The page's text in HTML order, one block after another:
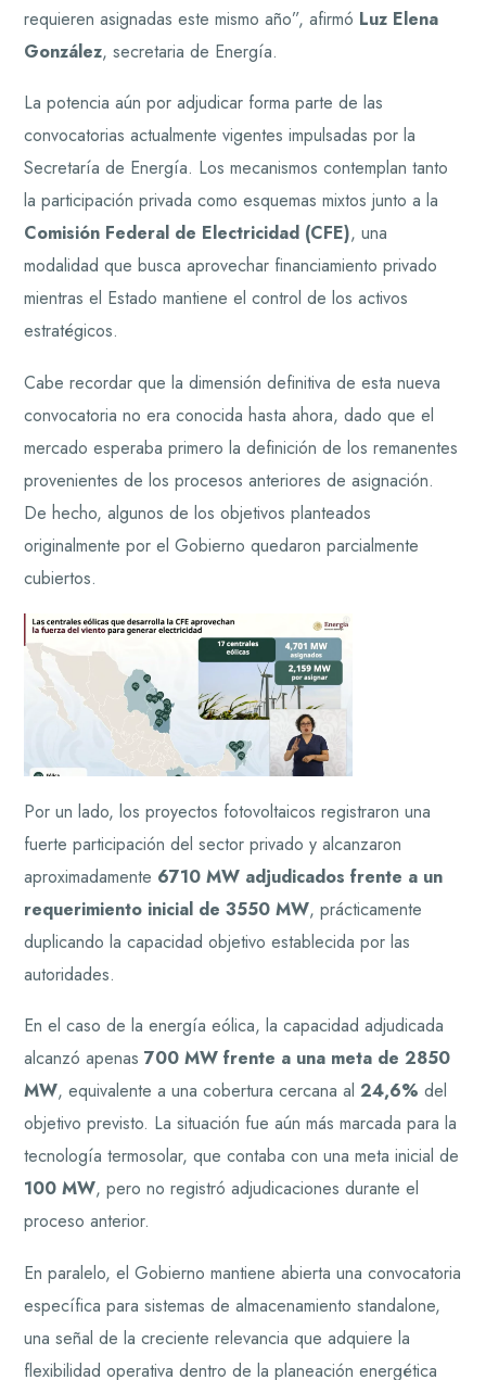
requieren asignadas este mismo año”, afirmó Luz Elena
González, secretaria de Energía.
La potencia aún por adjudicar forma parte de las
convocatorias actualmente vigentes impulsadas por la
Secretaría de Energía. Los mecanismos contemplan tanto
la participación privada como esquemas mixtos junto a la
Comisión Federal de Electricidad (CFE), una
modalidad que busca aprovechar financiamiento privado
mientras el Estado mantiene el control de los activos
estratégicos.
Cabe recordar que la dimensión definitiva de esta nueva
convocatoria no era conocida hasta ahora, dado que el
mercado esperaba primero la definición de los remanentes
provenientes de los procesos anteriores de asignación.
De hecho, algunos de los objetivos planteados
originalmente por el Gobierno quedaron parcialmente
cubiertos.
Por un lado, los proyectos fotovoltaicos registraron una
fuerte participación del sector privado y alcanzaron
aproximadamente 6710 MW adjudicados frente a un
requerimiento inicial de 3550 MW, prácticamente
duplicando la capacidad objetivo establecida por las
autoridades.
En el caso de la energía eólica, la capacidad adjudicada
alcanzó apenas700 MW frente a una meta de 2850
MW, equivalente a una cobertura cercana al24,6% del
objetivo previsto. La situación fue aún más marcada para la
tecnología termosolar, que contaba con una meta inicial de
100 MW, pero no registró adjudicaciones durante el
proceso anterior.
En paralelo, el Gobierno mantiene abierta una convocatoria
específica para sistemas de almacenamiento standalone,
una señal de la creciente relevancia que adquiere la
flexibilidad operativa dentro de la planeación energética